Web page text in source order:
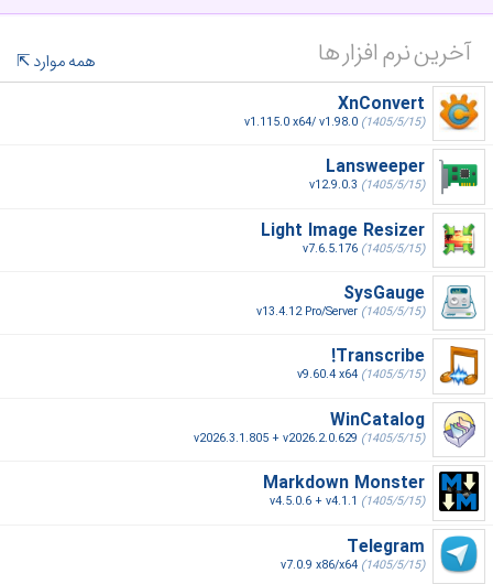
آخرین نرم افزار ها
همه موارد
XnConvert
v1.115.0 x64/ v1.98.0 (1405/5/15)
Lansweeper
v12.9.0.3 (1405/5/15)
Light Image Resizer
v7.6.5.176 (1405/5/15)
SysGauge
v13.4.12 Pro/Server (1405/5/15)
Transcribe!
v9.60.4 x64 (1405/5/15)
WinCatalog
v2026.3.1.805 + v2026.2.0.629 (1405/5/15)
Markdown Monster
v4.5.0.6 + v4.1.1 (1405/5/15)
Telegram
v7.0.9 x86/x64 (1405/5/15)